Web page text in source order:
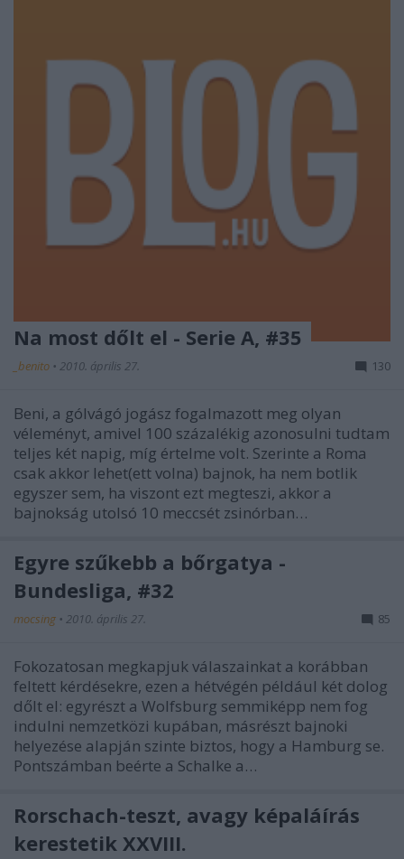
Na most dőlt el - Serie A, #35
_benito • 2010. április 27. 130
Beni, a gólvágó jogász fogalmazott meg olyan
véleményt, amivel 100 százalékig azonosulni tudtam
teljes két napig, míg értelme volt. Szerinte a Roma
csak akkor lehet(ett volna) bajnok, ha nem botlik
egyszer sem, ha viszont ezt megteszi, akkor a
bajnokság utolsó 10 meccsét zsinórban…
Egyre szűkebb a bőrgatya -
Bundesliga, #32
mocsing • 2010. április 27. 85
Fokozatosan megkapjuk válaszainkat a korábban
feltett kérdésekre, ezen a hétvégén például két dolog
dőlt el: egyrészt a Wolfsburg semmiképp nem fog
indulni nemzetközi kupában, másrészt bajnoki
helyezése alapján szinte biztos, hogy a Hamburg se.
Pontszámban beérte a Schalke a…
Rorschach-teszt, avagy képaláírás
kerestetik XXVIII.